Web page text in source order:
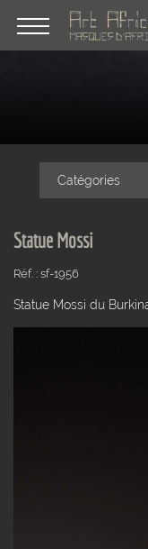
Catégories
Statue Mossi
Réf. : sf-1956
Statue Mossi du